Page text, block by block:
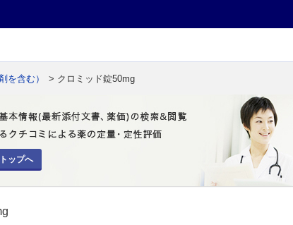
を含む） > クロミッド錠50mg
ップへ